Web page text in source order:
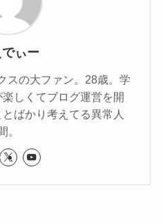
でぃー
スの大ファン。28歳。学
しくてブログ運営を開
ばかり考えてる異常人
。